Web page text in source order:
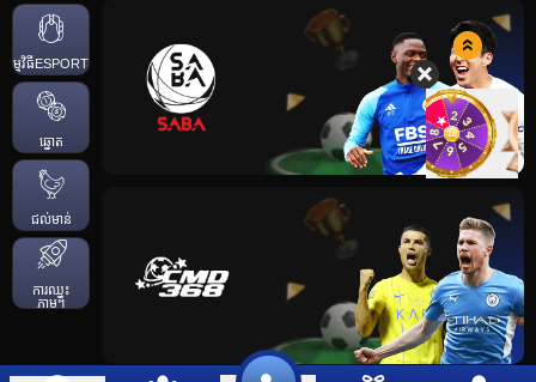
កម្មវិធីESPORTS
ឆ្នោត
ជល់មាន់
ការឈ្នះ
ភ្លាមៗ